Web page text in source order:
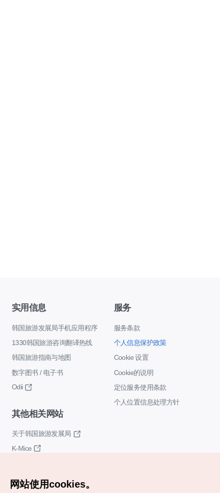
实用信息
韩国旅游发展局手机应用程序
1330韩国旅游咨询翻译热线
韩国旅游指南与地图
数字图书 / 电子书
Odii
服务
服务条款
个人信息保护政策
Cookie 设置
Cookie的说明
定位服务使用条款
个人位置信息处理方针
其他相关网站
关于韩国旅游发展局
K-Mice
网站使用cookies。